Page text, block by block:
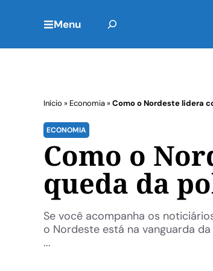
Menu
Início » Economia»Como o Nordeste lidera
ECONOMIA
Como o
queda da
Se você acompanha os
o Nordeste está na vanguarda
...